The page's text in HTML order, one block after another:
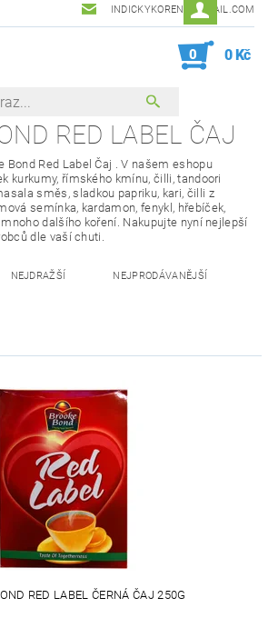
INDICKYKORENI@GMAIL.COM
0 0 Kč
RED LABEL ČAJ
Bond Red Label Čaj . V našem eshopu
kurkumy, římského kmínu, čilli, tandoori
směs, sladkou papriku, kari, čilli z
semínka, kardamon, fenykl, hřebíček,
dalšího koření. Nakupujte nyní nejlepší
dle vaší chuti.
NEJDRAŽŠÍ NEJPRODÁVANĚJŠÍ
RED LABEL ČERNÁ ČAJ 250G